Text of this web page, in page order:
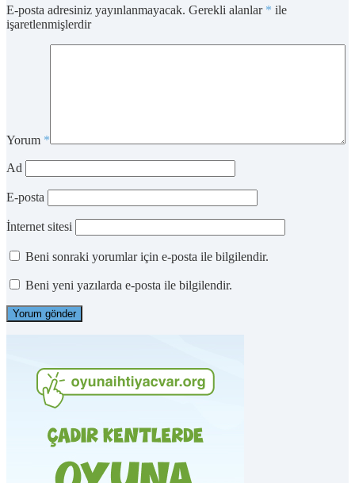
E-posta adresiniz yayınlanmayacak. Gerekli alanlar * ile
işaretlenmişlerdir
Yorum *
Ad
E-posta
İnternet sitesi
Beni sonraki yorumlar için e-posta ile bilgilendir.
Beni yeni yazılarda e-posta ile bilgilendir.